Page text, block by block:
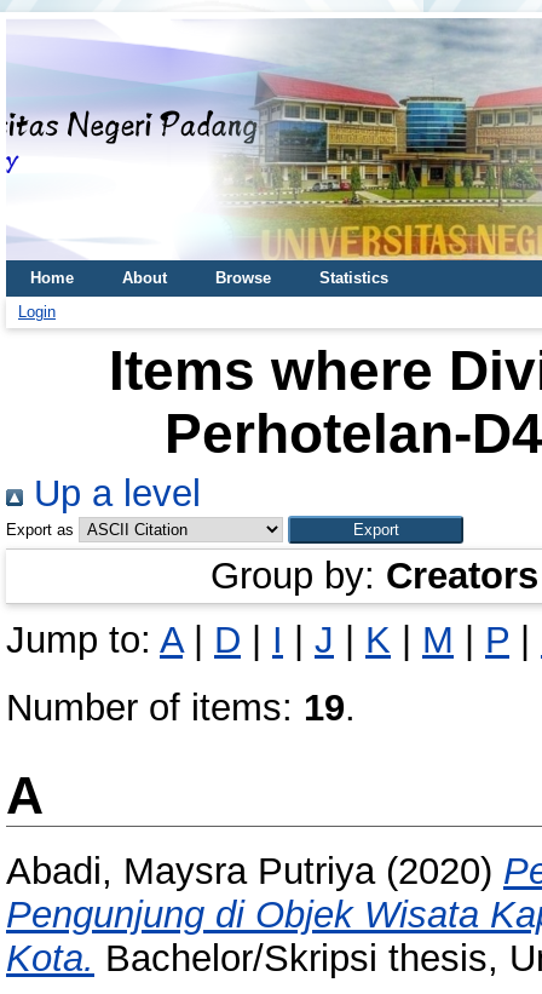
Home About Browse
Statistics
Login
Items where
Perhotelan-
Up a level
Export as
Group by: Creators
Jump to: A| D I J K M P
Number of items: 19.
A
Abadi, Maysra Putriya(2020)
Pengunjung di Objek Wisata
Kota. Bachelor/Skripsi thesis,